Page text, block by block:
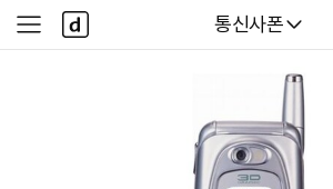
다나와
통신사폰
사
이
다
나
와